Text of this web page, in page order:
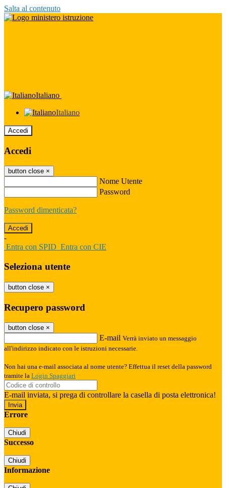
Salta al contenuto
Italiano
Italiano
Accedi
Accedi
button close ×
Nome Utente
Password
Password dimenticata?
-
Entra con SPID Entra con CIE
Seleziona utente
button close ×
Recupero password
button close ×
E-mail Verrà inviato un messaggio
all'indirizzo indicato con le istruzioni necessarie.
Non hai una e-mail associata al nome utente? Effettua il reset della password
tramite la Login Spaggiari
E-mail inviata, si prega di controllare la casella di posta elettronica!
Errore
Chiudi
Successo
Chiudi
Informazione